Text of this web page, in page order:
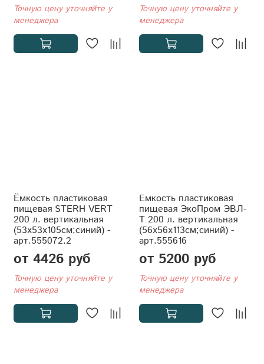
Точную цену уточняйте у
менеджера
Точную цену уточняйте у
менеджера
Ёмкость пластиковая
пищевая STERH VERT
200 л. вертикальная
(53x53x105см;синий) -
арт.555072.2
от 4426 руб
Точную цену уточняйте у
менеджера
Емкость пластиковая
пищевая ЭкоПром ЭВЛ-
Т 200 л. вертикальная
(56x56x113см;синий) -
арт.555616
от 5200 руб
Точную цену уточняйте у
менеджера